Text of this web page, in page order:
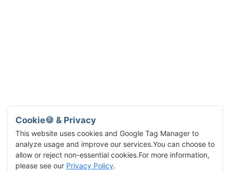
Cookie🍪 & Privacy
This website uses cookies and Google Tag Manager to
analyze usage and improve our services.You can choose to
allow or reject non-essential cookies.For more information,
please see our Privacy Policy.